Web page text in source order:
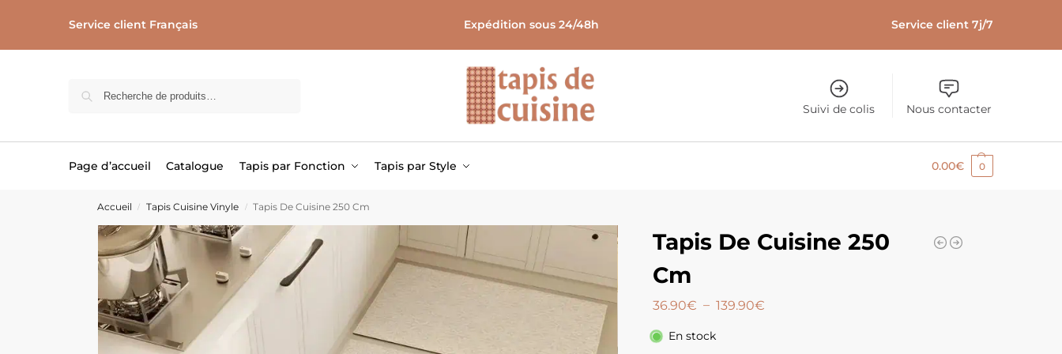
Service client Français Expédition sous 24/48h Service client 7j/7
Suivi de colis Nous contacter
Page d’accueil Catalogue Tapis par Fonction Tapis par Style 0.00€ 0
Accueil / Tapis Cuisine Vinyle / Tapis De Cuisine 250 Cm
Tapis De Cuisine 250
Cm
36.90€ – 139.90€
En stock